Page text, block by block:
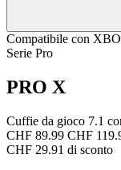
Compatibile con
Serie Pro
PRO X
Cuffie da gioco 7.1
CHF 89.99 CHF
CHF 29.91 di sconto